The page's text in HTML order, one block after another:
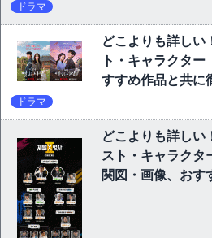
ドラマ
どこよりも詳しい
ト・キャラクタ
すすめ作品と共に
ドラマ
どこよりも詳しい
スト・キャラクタ
関図・画像、おす